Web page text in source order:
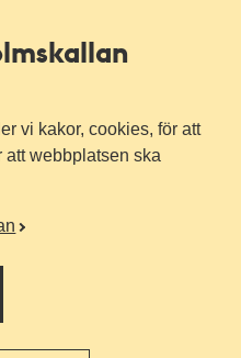
vi kakor, cookies, för att
att webbplatsen ska